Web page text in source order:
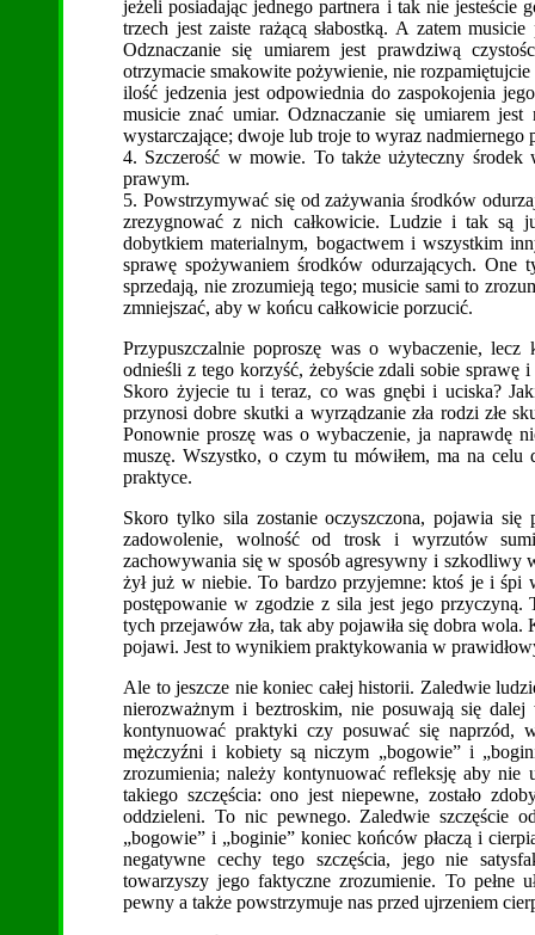
jeżeli posiadając jednego partnera i tak nie jesteście
trzech jest zaiste rażącą słabostką. A zatem
Odznaczanie się umiarem jest prawdziwą
otrzymacie smakowite pożywienie, nie
ilość jedzenia jest odpowiednia do zaspokojenia
musicie znać umiar. Odznaczanie się umiarem
wystarczające; dwoje lub troje to wyraz nadmiernego
4. Szczerość w mowie. To także użyteczny
prawym.
5. Powstrzymywać się od zażywania środków
zrezygnować z nich całkowicie. Ludzie i tak są
dobytkiem materialnym, bogactwem i wszystkim
sprawę spożywaniem środków odurzających.
sprzedają, nie zrozumieją tego; musicie sami to
zmniejszać, aby w końcu całkowicie porzucić.
Przypuszczalnie poproszę was o wybaczenie,
odnieśli z tego korzyść, żebyście zdali sobie
Skoro żyjecie tu i teraz, co was gnębi i uciska?
przynosi dobre skutki a wyrządzanie zła rodzi złe
Ponownie proszę was o wybaczenie, ja naprawdę
muszę. Wszystko, o czym tu mówiłem, ma na
praktyce.
Skoro tylko sila zostanie oczyszczona, pojawia
zadowolenie, wolność od trosk i wyrzutów
zachowywania się w sposób agresywny i szkodliwy
żył już w niebie. To bardzo przyjemne: ktoś je i śpi
postępowanie w zgodzie z sila jest jego przyczyną.
tych przejawów zła, tak aby pojawiła się dobra
pojawi. Jest to wynikiem praktykowania w
Ale to jeszcze nie koniec całej historii. Zaledwie
nierozważnym i beztroskim, nie posuwają się
kontynuować praktyki czy posuwać się
mężczyźni i kobiety są niczym „bogowie” i
zrozumienia; należy kontynuować refleksję aby nie
takiego szczęścia: ono jest niepewne, zostało
oddzieleni. To nic pewnego. Zaledwie szczęście
„bogowie” i „boginie” koniec końców płaczą i
negatywne cechy tego szczęścia, jego nie
towarzyszy jego faktyczne zrozumienie. To pełne
pewny a także powstrzymuje nas przed ujrzeniem